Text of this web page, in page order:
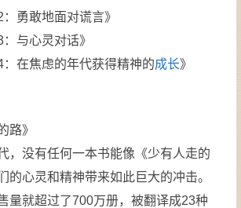
：勇敢地面对谎言》
与心灵对话》
：在焦虑的年代获得精神的成长》
路》
，没有任何一本书能像《少有人走的
的心灵和精神带来如此巨大的冲击。
量就超过了700万册，被翻译成23种